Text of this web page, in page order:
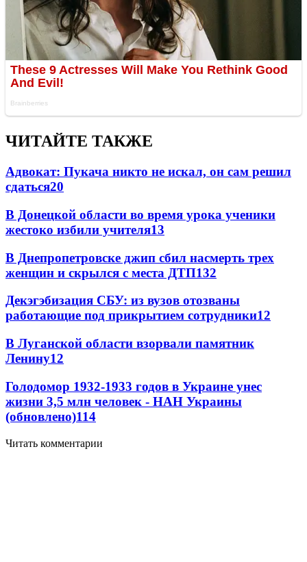
ЧИТАЙТЕ ТАКЖЕ
Адвокат: Пукача никто не искал, он сам решил
сдаться20
В Донецкой области во время урока ученики
жестоко избили учителя13
В Днепропетровске джип сбил насмерть трех
женщин и скрылся с места ДТП132
Декэгэбизация СБУ: из вузов отозваны
работающие под прикрытием сотрудники12
В Луганской области взорвали памятник
Ленину12
Голодомор 1932-1933 годов в Украине унес
жизни 3,5 млн человек - НАН Украины
(обновлено)114
Читать комментарии